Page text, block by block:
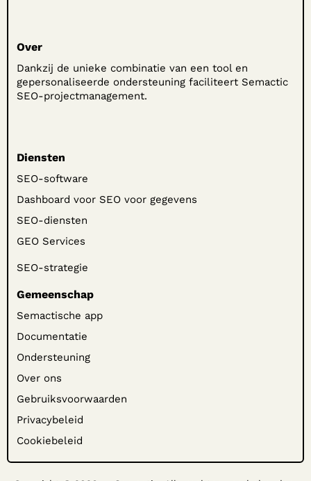
Over
Dankzij de unieke combinatie van een tool en
gepersonaliseerde ondersteuning faciliteert Semactic
SEO-projectmanagement.
Diensten
SEO-software
Dashboard voor SEO voor gegevens
SEO-diensten
GEO Services
SEO-strategie
Gemeenschap
Semactische app
Documentatie
Ondersteuning
Over ons
Gebruiksvoorwaarden
Privacybeleid
Cookiebeleid